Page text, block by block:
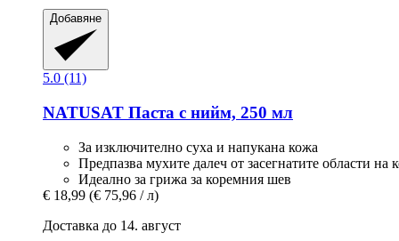
Добавяне
5.0 (11)
NATUSAT Паста с нийм, 250 мл
За изключително суха и напукана кожа
Предпазва мухите далеч от засегнатите области на
Идеално за грижа за коремния шев
€ 18,99 (€ 75,96 / л)
Доставка до 14. август